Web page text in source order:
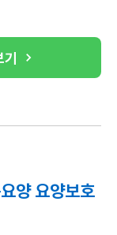
기
양 요양보호